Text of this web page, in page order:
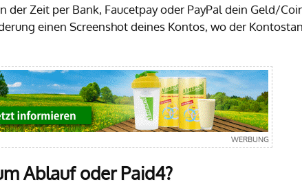
der Zeit per Bank, Faucetpay oder PayPal dein Geld/
einen Screenshot deines Kontos, wo der
Ablauf oder Paid4?